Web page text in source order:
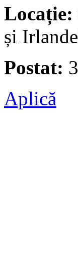
Locație:
și
Postat:
Aplică